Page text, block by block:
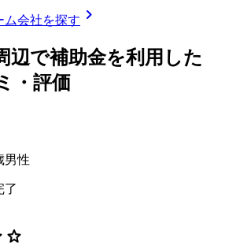
ム会社を探す chevron_right
辺で補助金を利用した
・評価
男性
了
star